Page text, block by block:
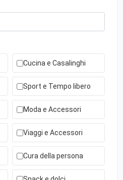
Cucina e Casalinghi
Sport e Tempo libero
Moda e Accessori
Viaggi e Accessori
Cura della persona